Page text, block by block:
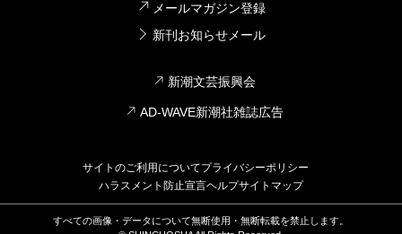
メールマガジン登録
新刊お知らせメール
新潮文芸振興会
AD-WAVE新潮社雑誌広告
サイトのご利用についてプライバシーポリシー
ハラスメント防止宣言ヘルプサイトマップ
すべての画像・データについて無断使用・無断転載を禁止します。